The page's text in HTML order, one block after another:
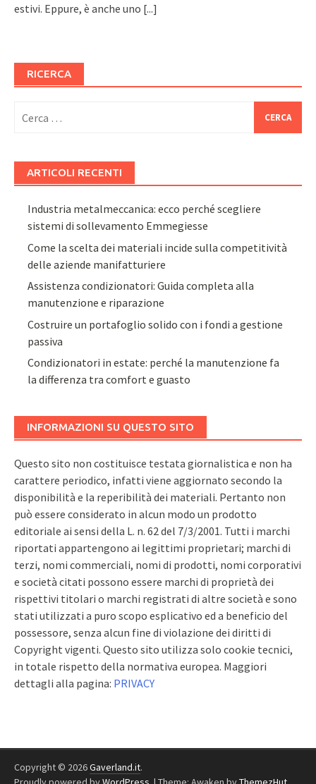
estivi. Eppure, è anche uno [...]
RICERCA
per:
ARTICOLI RECENTI
Industria metalmeccanica: ecco perché scegliere
sistemi di sollevamento Emmegiesse
Come la scelta dei materiali incide sulla competitività
delle aziende manifatturiere
Assistenza condizionatori: Guida completa alla
manutenzione e riparazione
Costruire un portafoglio solido con i fondi a gestione
passiva
Condizionatori in estate: perché la manutenzione fa
la differenza tra comfort e guasto
INFORMAZIONI SU QUESTO SITO
Questo sito non costituisce testata giornalistica e non ha
carattere periodico, infatti viene aggiornato secondo la
disponibilità e la reperibilità dei materiali. Pertanto non
può essere considerato in alcun modo un prodotto
editoriale ai sensi della L. n. 62 del 7/3/2001. Tutti i marchi
riportati appartengono ai legittimi proprietari; marchi di
terzi, nomi commerciali, nomi di prodotti, nomi corporativi
e società citati possono essere marchi di proprietà dei
rispettivi titolari o marchi registrati di altre società e sono
stati utilizzati a puro scopo esplicativo ed a beneficio del
possessore, senza alcun fine di violazione dei diritti di
Copyright vigenti. Questo sito utilizza solo cookie tecnici,
in totale rispetto della normativa europea. Maggiori
dettagli alla pagina: PRIVACY
Copyright © 2026Gaverland.it.